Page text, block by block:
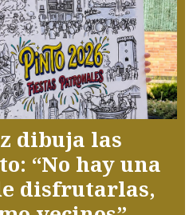
dibuja las
“No hay una
disfrutarlas,